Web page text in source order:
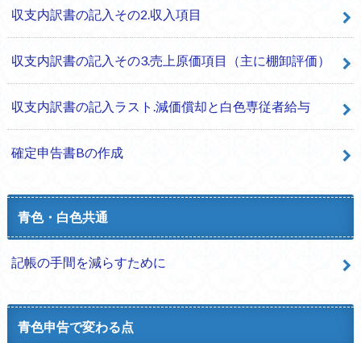
収支内訳書の記入その2.収入項目
収支内訳書の記入その3.売上原価項目（主に棚卸評価）
収支内訳書の記入ラスト.減価償却と白色専従者給与
確定申告書Bの作成
青色・白色共通
記帳の手間を減らすために
青色申告で変わる点